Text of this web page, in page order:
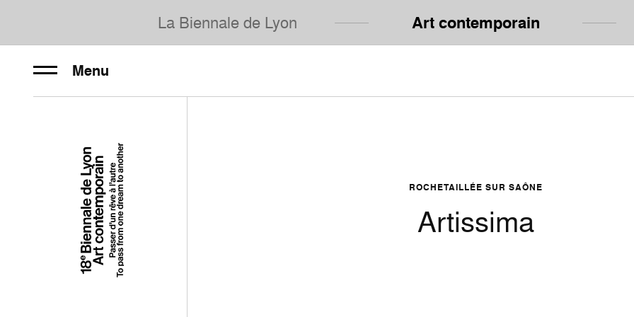
La Biennale de Lyon Art contemporain
Menu
ROCHETAILLÉE SUR SAÔNE
Artissima